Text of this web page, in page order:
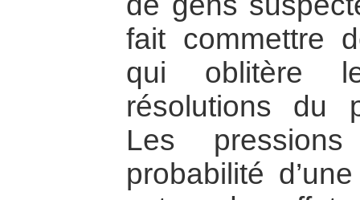
fait commettre
qui oblitère
résolutions du
Les
probabilité